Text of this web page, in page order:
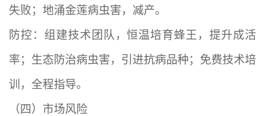
失败；地涌金莲病虫害，减产。
防控：组建技术团队，恒温培育蜂王，提升成活
率；生态防治病虫害，引进抗病品种；免费技术培
训，全程指导。
（四）市场风险